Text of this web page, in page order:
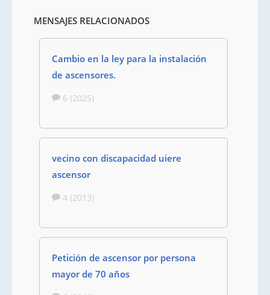
MENSAJES RELACIONADOS
Cambio en la ley para la instalación
de ascensores.
6 (2025)
vecino con discapacidad uiere
ascensor
4 (2013)
Petición de ascensor por persona
mayor de 70 años